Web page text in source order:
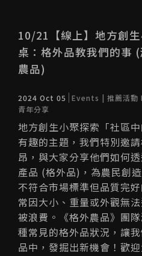
執行實績
止)
創業顧問免費諮詢申請
10/21【線上】地方創
桌：格外品教我們的事
農品)
2024 Oct 05 Events | 推薦活動
青年分享
地方創生小聚探索「社區
有趣的主題，我們特別邀
昂，與大家分享他們如何
產品 (格外品)，為農民創
不符合市場標準但品質完
常因大小、重量或外觀無
被浪費。《格外農品》團
種常見的格外品狀況，讓
品中，發掘出新機會！歡